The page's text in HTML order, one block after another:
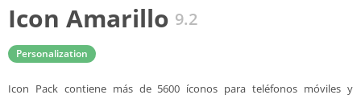
Icon Amarillo 9.2
Personalization
Icon Pack contiene más de 5600 íconos para teléfonos móviles y